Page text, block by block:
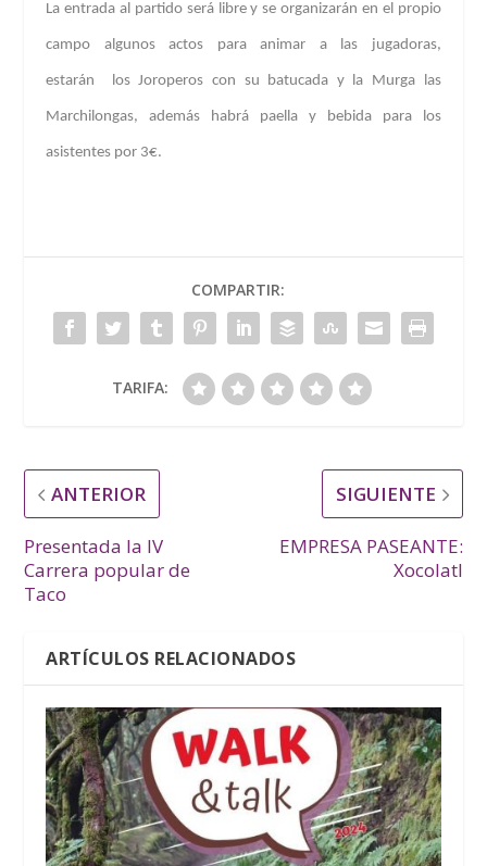
La entrada al partido será libre y se organizarán en el propio
campo algunos actos para animar a las jugadoras,
estarán los Joroperos con su batucada y la Murga las
Marchilongas, además habrá paella y bebida para los
asistentes por 3€.
COMPARTIR:
TARIFA:
ANTERIOR
Presentada la IV
Carrera popular de
Taco
SIGUIENTE
EMPRESA PASEANTE:
Xocolatl
ARTÍCULOS RELACIONADOS